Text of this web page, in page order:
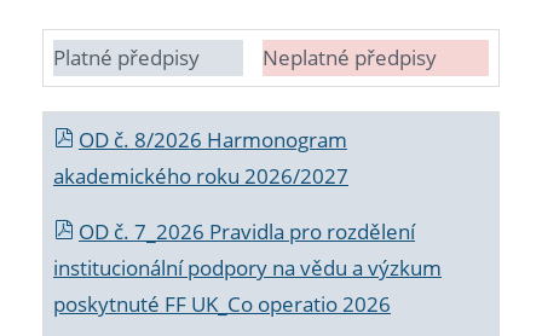
Platné předpisy Neplatné předpisy
OD č. 8/2026 Harmonogram
akademického roku 2026/2027
OD č. 7_2026 Pravidla pro rozdělení
institucionální podpory na vědu a výzkum
poskytnuté FF UK_Co operatio 2026